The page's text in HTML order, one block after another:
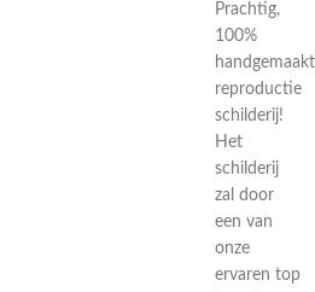
Prachtig,
100%
handgemaakt
reproductie
schilderij!
Het
schilderij
zal door
een van
onze
ervaren top